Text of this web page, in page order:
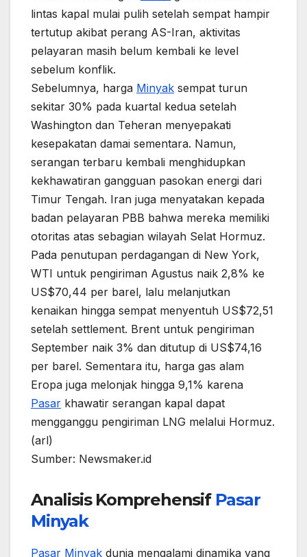
lintas kapal mulai pulih setelah sempat hampir
tertutup akibat perang AS-Iran, aktivitas
pelayaran masih belum kembali ke level
sebelum konflik.
Sebelumnya, harga Minyak sempat turun
sekitar 30% pada kuartal kedua setelah
Washington dan Teheran menyepakati
kesepakatan damai sementara. Namun,
serangan terbaru kembali menghidupkan
kekhawatiran gangguan pasokan energi dari
Timur Tengah. Iran juga menyatakan kepada
badan pelayaran PBB bahwa mereka memiliki
otoritas atas sebagian wilayah Selat Hormuz.
Pada penutupan perdagangan di New York,
WTI untuk pengiriman Agustus naik 2,8% ke
US$70,44 per barel, lalu melanjutkan
kenaikan hingga sempat menyentuh US$72,51
setelah settlement. Brent untuk pengiriman
September naik 3% dan ditutup di US$74,16
per barel. Sementara itu, harga gas alam
Eropa juga melonjak hingga 9,1% karena
Pasar khawatir serangan kapal dapat
mengganggu pengiriman LNG melalui Hormuz.
(arl)
Sumber: Newsmaker.id
Analisis Komprehensif Pasar
Minyak
Pasar Minyak dunia mengalami dinamika yang